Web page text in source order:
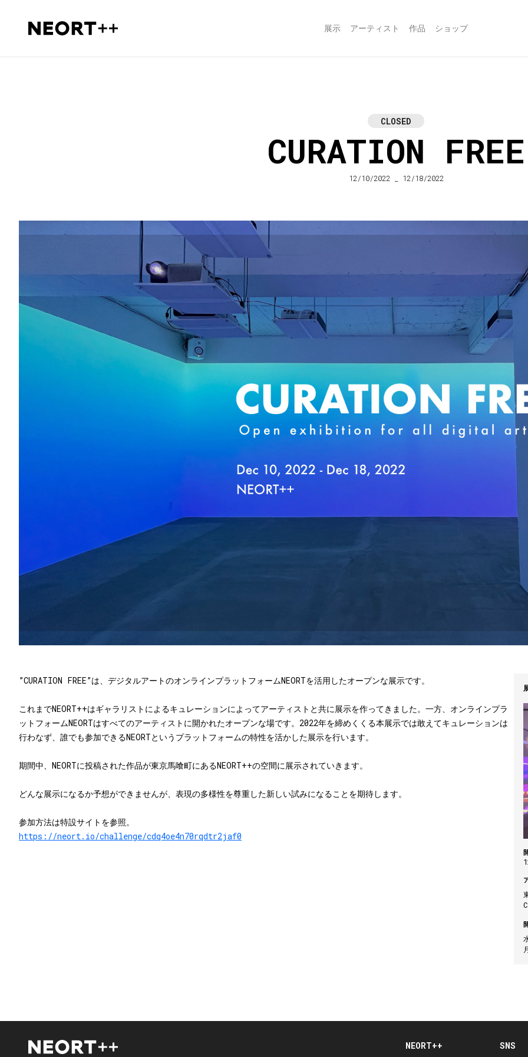
展示 アーティスト 作品 ショップ
CLOSED
CURATION FREE
12/10/2022 _ 12/18/2022
”CURATION FREE”は、デジタルアートのオンラインプラットフォームNEORTを活用したオープンな展示です。
これまでNEORT++はギャラリストによるキュレーションによってアーティストと共に展示を作ってきました。一方、オンラインプラ
ットフォームNEORTはすべてのアーティストに開かれたオープンな場です。2022年を締めくくる本展示では敢えてキュレーションは
行わなず、誰でも参加できるNEORTというプラットフォームの特性を活かした展示を行います。
期間中、NEORTに投稿された作品が東京馬喰町にあるNEORT++の空間に展示されていきます。
どんな展示になるか予想ができませんが、表現の多様性を尊重した新しい試みになることを期待します。
参加方法は特設サイトを参照。
https://neort.io/challenge/cdq4oe4n70rqdtr2jaf0
NEORT++ SNS